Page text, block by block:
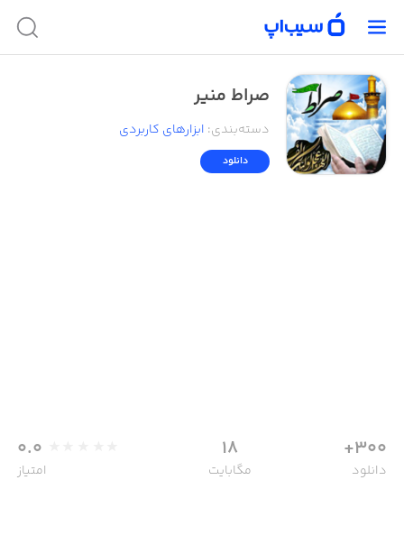
صراط منیر
دسته‌بندی: ابزار‌های کاربردی
دانلود
300+
دانلود
18
مگابایت
0.0
امتیاز